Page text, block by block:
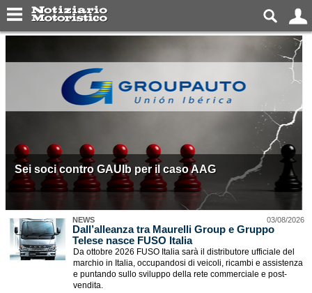
Sei soci contro GAUIb per il caso AAG
NEWS 03/08/2026
Dall’alleanza tra Maurelli Group e Gruppo
Telese nasce FUSO Italia
Da ottobre 2026 FUSO Italia sarà il distributore ufficiale del
marchio in Italia, occupandosi di veicoli, ricambi e assistenza
e puntando sullo sviluppo della rete commerciale e post-
vendita.